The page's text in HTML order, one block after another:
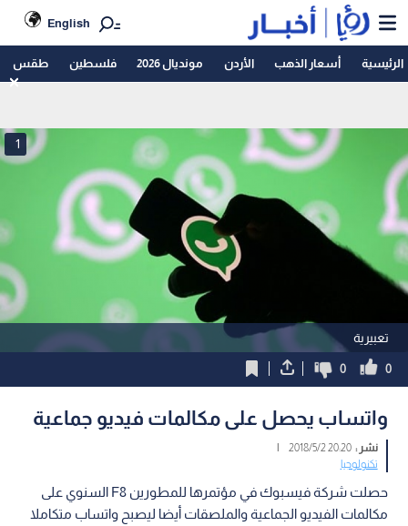
English
الرئيسية أسعار الذهب الأردن مونديال 2026 فلسطين طقس
تعبيرية
1
0
0
واتساب يحصل على مكالمات فيديو جماعية
نشر :20:20 2018/5/2
|
تكنولوجيا
حصلت شركة فيسبوك في مؤتمرها للمطورين F8 السنوي على
مكالمات الفيديو الجماعية والملصقات أيضا ليصبح واتساب متكاملا